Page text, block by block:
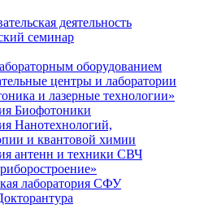
деятельность
семинар
оборудованием
центры и лаборатории
и лазерные технологии»
Биофотоники
Нанотехнологий,
и квантовой химии
антенн и техники СВЧ
лаборатория СФУ